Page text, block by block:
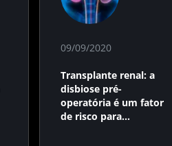
09/09/2020
Transplante renal: a
disbiose pré-
operatória é um fator
de risco para